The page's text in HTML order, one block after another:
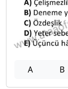
A B